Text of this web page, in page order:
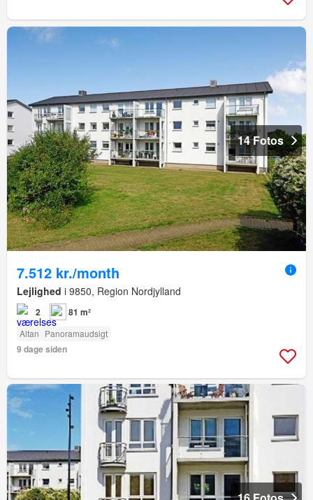
14 Fotos
7.512 kr./month
Lejlighed i 9850, Region Nordjylland
2 81 m²
Altan Panoramaudsigt
9 dage siden